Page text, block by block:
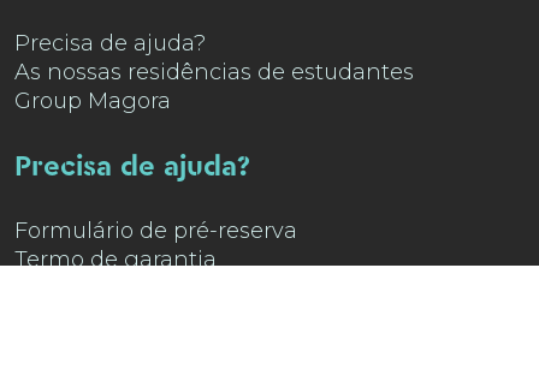
Precisa de ajuda?
As nossas residências de estudantes
Group Magora
Precisa de ajuda?
Formulário de pré-reserva
Termo de garantia